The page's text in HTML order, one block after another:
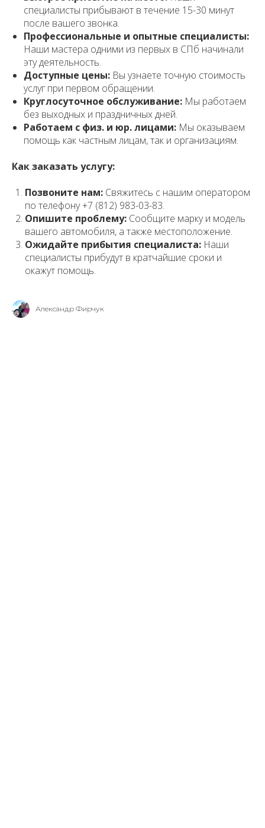
специалисты прибывают в течение 15-30 минут
после вашего звонка.
Профессиональные и опытные специалисты:
Наши мастера одними из первых в СПб начинали
эту деятельность.
Доступные цены: Вы узнаете точную стоимость
услуг при первом обращении.
Круглосуточное обслуживание: Мы работаем
без выходных и праздничных дней.
Работаем с физ. и юр. лицами: Мы оказываем
помощь как частным лицам, так и организациям.
Как заказать услугу:
Позвоните нам: Свяжитесь с нашим оператором
по телефону +7 (812) 983-03-83.
Опишите проблему: Сообщите марку и модель
вашего автомобиля, а также местоположение.
Ожидайте прибытия специалиста: Наши
специалисты прибудут в кратчайшие сроки и
окажут помощь.
Александр Фирчук